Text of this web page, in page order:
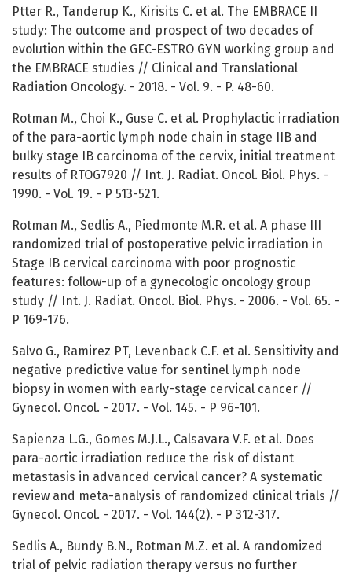
Ptter R., Tanderup K., Kirisits C. et al. The EMBRACE II
study: The outcome and prospect of two decades of
evolution within the GEC-ESTRO GYN working group and
the EMBRACE studies // Clinical and Translational
Radiation Oncology. - 2018. - Vol. 9. - P. 48-60.
Rotman M., Choi K., Guse C. et al. Prophylactic irradiation
of the para-aortic lymph node chain in stage IIB and
bulky stage IB carcinoma of the cervix, initial treatment
results of RTOG7920 // Int. J. Radiat. Oncol. Biol. Phys. -
1990. - Vol. 19. - P 513-521.
Rotman M., Sedlis A., Piedmonte M.R. et al. A phase III
randomized trial of postoperative pelvic irradiation in
Stage IB cervical carcinoma with poor prognostic
features: follow-up of a gynecologic oncology group
study // Int. J. Radiat. Oncol. Biol. Phys. - 2006. - Vol. 65. -
P 169-176.
Salvo G., Ramirez PT, Levenback C.F. et al. Sensitivity and
negative predictive value for sentinel lymph node
biopsy in women with early-stage cervical cancer //
Gynecol. Oncol. - 2017. - Vol. 145. - P 96-101.
Sapienza L.G., Gomes M.J.L., Calsavara V.F. et al. Does
para-aortic irradiation reduce the risk of distant
metastasis in advanced cervical cancer? A systematic
review and meta-analysis of randomized clinical trials //
Gynecol. Oncol. - 2017. - Vol. 144(2). - P 312-317.
Sedlis A., Bundy B.N., Rotman M.Z. et al. A randomized
trial of pelvic radiation therapy versus no further